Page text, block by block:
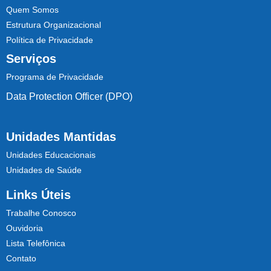
Quem Somos
Estrutura Organizacional
Política de Privacidade
Serviços
Programa de Privacidade
Data Protection Officer (DPO)
Unidades Mantidas
Unidades Educacionais
Unidades de Saúde
Links Úteis
Trabalhe Conosco
Ouvidoria
Lista Telefônica
Contato